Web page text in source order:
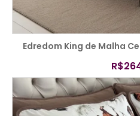
Edredom King de Malha
R$